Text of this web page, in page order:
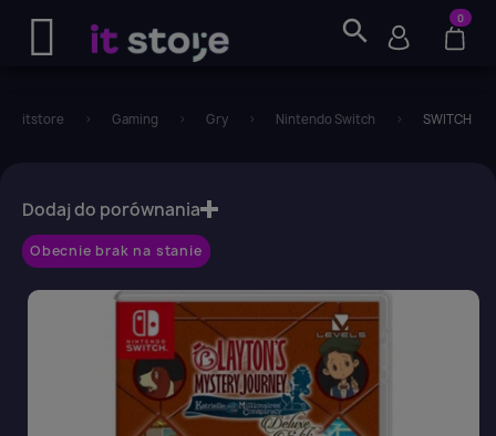
search 0
itstore Gaming Gry Nintendo Switch SWITCH
Obecnie brak na stanie
Dodaj do porównania